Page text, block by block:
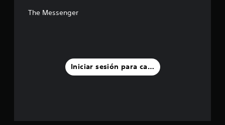
The Messenger
Iniciar sesión para calificar